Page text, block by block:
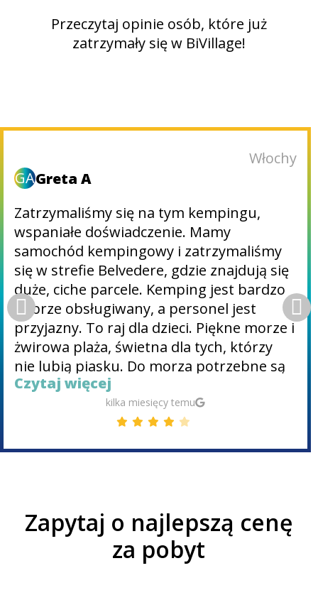
Przeczytaj opinie osób, które już
zatrzymały się w BiVillage!
Włochy
GAGreta A
Zatrzymaliśmy się na tym kempingu,
wspaniałe doświadczenie. Mamy
samochód kempingowy i zatrzymaliśmy
się w strefie Belvedere, gdzie znajdują się
duże, ciche parcele. Kemping jest bardzo
dobrze obsługiwany, a personel jest
przyjazny. To raj dla dzieci. Piękne morze i
żwirowa plaża, świetna dla tych, którzy
nie lubią piasku. Do morza potrzebne są
buty, ponieważ są tam kamienie, ale
dzięki temu dno morskie jest pełne ryb i
jeżowców, świetne do nurkowania z
dobrą pizzę, piwo, które kosztuje bardzo
mało i deser. Polecam wycieczkę łodzią na
pobliskie wyspy z lunchem w cenie. Dobre
Czytaj więcej
kilka miesięcy temu
Zapytaj o najlepszą cenę
za pobyt